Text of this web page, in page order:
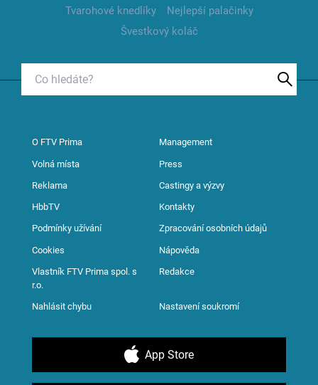
Tvarohové knedlíky
Nejlepší palačinky
Švestkový koláč
O FTV Prima Management
Volná místa Press
Reklama Castingy a výzvy
HbbTV Kontakty
Podmínky užívání Zpracování osobních údajů
Cookies Nápověda
Vlastník FTV Prima spol. s
r.o.
Redakce
Nahlásit chybu Nastavení soukromí
App Store